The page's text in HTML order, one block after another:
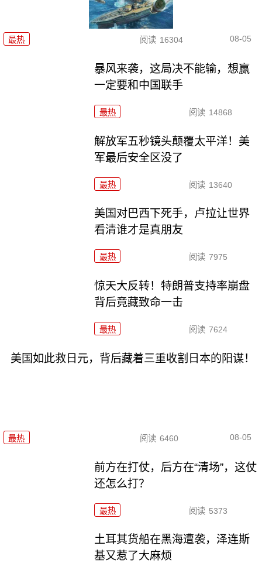
最热 阅读 16304 08-05
暴风来袭，这局决不能输，想赢
一定要和中国联手
最热 阅读 14868
解放军五秒镜头颠覆太平洋！美
军最后安全区没了
最热 阅读 13640
美国对巴西下死手，卢拉让世界
看清谁才是真朋友
最热 阅读 7975
惊天大反转！特朗普支持率崩盘
背后竟藏致命一击
最热 阅读 7624
美国如此救日元，背后藏着三重收割日本的阳谋！
最热 阅读 6460 08-05
前方在打仗，后方在“清场”，这仗
还怎么打？
最热 阅读 5373
土耳其货船在黑海遭袭，泽连斯
基又惹了大麻烦